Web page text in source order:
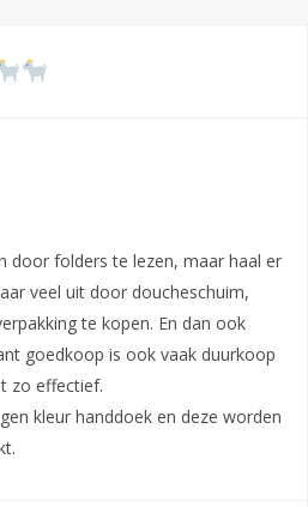
door folders te lezen, maar haal er
veel uit door doucheschuim,
te kopen. En dan ook
goedkoop is ook vaak duurkoop
zo effectief.
kleur handdoek en deze worden